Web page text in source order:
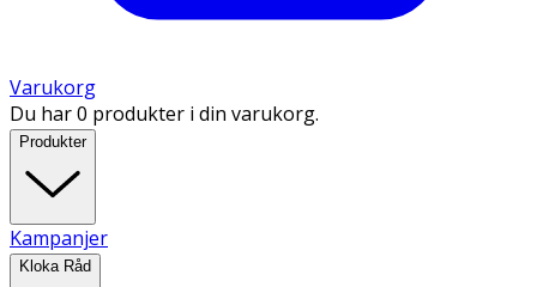
Varukorg
Du har 0 produkter i din varukorg.
Produkter
Kampanjer
Kloka Råd